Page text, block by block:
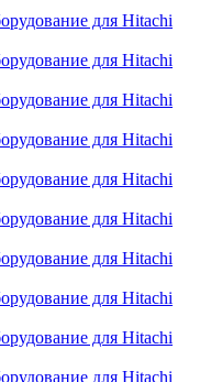
для Hitachi
для Hitachi
для Hitachi
для Hitachi
для Hitachi
для Hitachi
для Hitachi
для Hitachi
для Hitachi
для Hitachi